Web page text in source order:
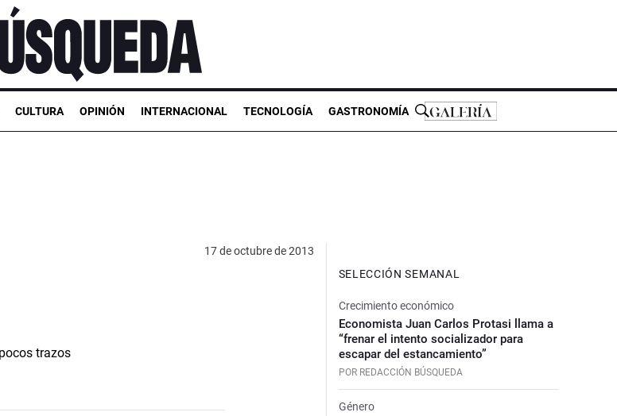
CULTURA OPINIÓN INTERNACIONAL TECNOLOGÍA GASTRONOMÍA
17 de octubre de 2013
SELECCIÓN SEMANAL
Crecimiento económico
Economista Juan Carlos Protasi llama a
“frenar el intento socializador para
escapar del estancamiento”
POR REDACCIÓN BÚSQUEDA
Género